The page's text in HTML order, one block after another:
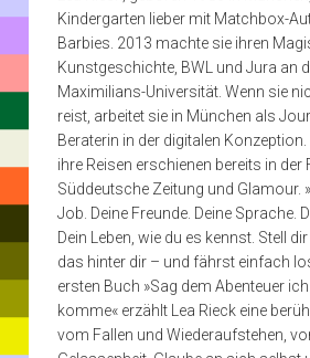
Barbies.
2013
machte
sie
ihren
Magister
Artium
in
Kunstgeschichte,
BWL
Kindergarten lieber mit Matchbox-
Barbies. 2013 machte sie ihren
Kunstgeschichte, BWL und Jura an
Maximilians-Universität. Wenn sie
reist, arbeitet sie in München als
Beraterin in der digitalen
ihre Reisen erschienen bereits in der
Süddeutsche Zeitung und Glamour.
Job. Deine Freunde. Deine Sprache.
Dein Leben, wie du es kennst. Stell
das hinter dir – und fährst einfach
ersten Buch »Sag dem Abenteuer ich
komme« erzählt Lea Rieck eine
vom Fallen und Wiederaufstehen,